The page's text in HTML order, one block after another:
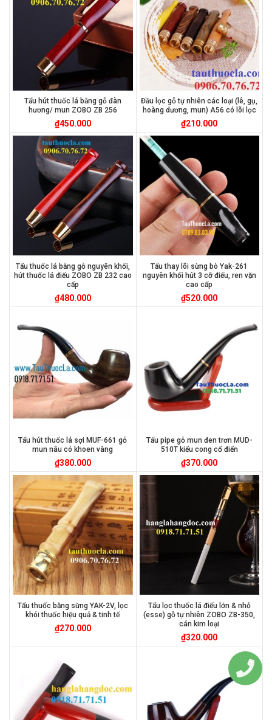
Tẩu hút thuốc lá bằng gỗ đàn
hương/ mun ZOBO ZB 256
₫450.000
Đầu lọc gỗ tự nhiên các loại (lê, gụ,
hoàng dương, mun) A56 có lõi lọc
₫210.000
Tẩu thuốc lá bằng gỗ nguyên khối,
hút thuốc lá điếu ZOBO ZB 232 cao
cấp
₫480.000
Tẩu thay lõi sừng bò Yak-261
nguyên khối hút 3 cỡ điếu, ren vặn
cao cấp
₫520.000
Tẩu hút thuốc lá sợi MUF-661 gỗ
mun nâu có khoen vàng
₫380.000
Tẩu pipe gỗ mun đen trơn MUD-
510T kiểu cong cổ điển
₫370.000
Tẩu thuốc bằng sừng YAK-2V, lọc
khói thuốc hiệu quả & tinh tế
₫270.000
Tẩu lọc thuốc lá điếu lớn & nhỏ
(esse) gỗ tự nhiên ZOBO ZB-350,
cán kim loại
₫320.000